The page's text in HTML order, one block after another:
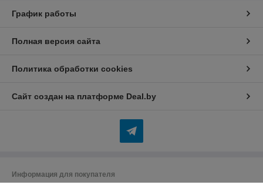
График работы
Полная версия сайта
Политика обработки cookies
Сайт создан на платформе Deal.by
Информация для покупателя